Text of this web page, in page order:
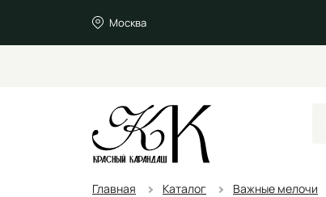
Москва
Главная Каталог Важные мелочи